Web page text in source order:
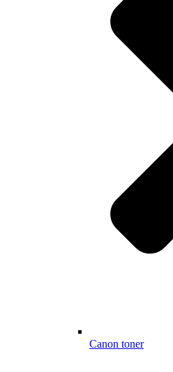
Canon toner